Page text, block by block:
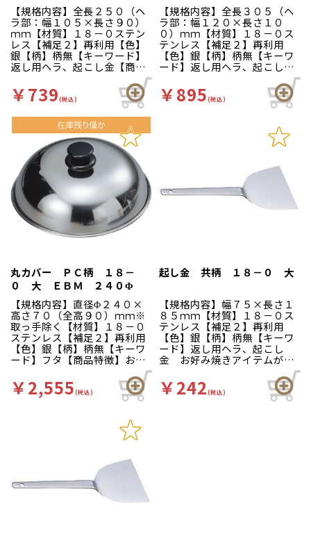
【規格内容】全長２５０（ヘ
ラ部：幅１０５×長さ９０）
ｍｍ【材質】１８－０ステン
レス【補足２】再利用【色】
銀【柄】柄無【キーワード】
返し用ヘラ、起こし金【商品
特徴】お好み焼きアイテムが
ずらり！！揃ってます！
￥739(税込)
【規格内容】全長３０５（ヘ
ラ部：幅１２０×長さ１０
０）ｍｍ【材質】１８－０ス
テンレス【補足２】再利用
【色】銀【柄】柄無【キーワ
ード】返し用ヘラ、起こし金
【商品特徴】お好み焼きアイ
テムがずらり！！揃ってま
す！
￥895(税込)
丸カバー ＰＣ柄 １８－
０ 大 ＥＢＭ ２４０Φ
【規格内容】直径Φ２４０×
高さ７０（全高９０）ｍｍ※
取っ手除く【材質】１８－０
ステンレス【補足２】再利用
【色】銀【柄】柄無【キーワ
ード】フタ【商品特徴】お好
み焼きアイテムがずらり！！
揃ってます！
￥2,555(税込)
起し金 共柄 １８－０ 大
【規格内容】幅７５×長さ１
８５ｍｍ【材質】１８－０ス
テンレス【補足２】再利用
【色】銀【柄】柄無【キーワ
ード】返し用ヘラ、起こし
金 お好み焼きアイテムがず
￥242(税込)